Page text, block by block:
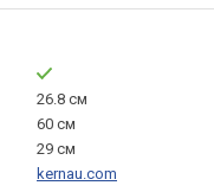
26.8 см
60 см
29 см
kernau.com